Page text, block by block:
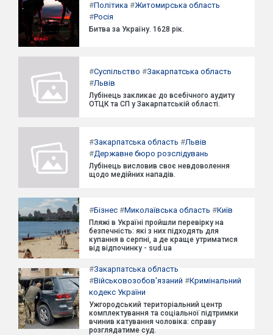
#Політика #Житомирська область
#Росія
Битва за Україну. 1628 рік.
#Суспільство #Закарпатська область
#Львів
Лубінець закликає до всебічного аудиту
ОТЦК та СП у Закарпатській області.
#Закарпатська область #Львів
#Державне бюро розслідувань
Лубінець висловив своє невдоволення
щодо медійних нападів.
#Бізнес #Миколаївська область #Київ
Пляжі в Україні пройшли перевірку на
безпечність: які з них підходять для
купання в серпні, а де краще утриматися
від відпочинку - sud.ua
#Закарпатська область
#Військовозобов'язаний #Кримінальний
кодекс України
Ужгородський територіальний центр
комплектування та соціальної підтримки
вчинив катування чоловіка: справу
розглядатиме суд.